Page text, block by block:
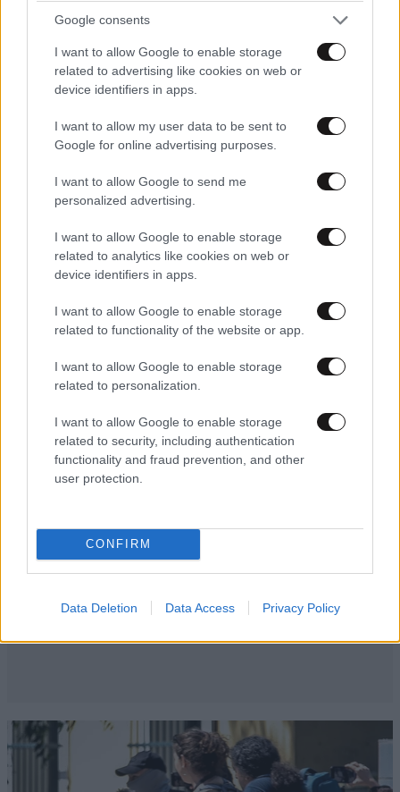
Google consents
I want to allow Google to enable storage
related to advertising like cookies on web or
device identifiers in apps.
I want to allow my user data to be sent to
Google for online advertising purposes.
I want to allow Google to send me
personalized advertising.
I want to allow Google to enable storage
related to analytics like cookies on web or
device identifiers in apps.
I want to allow Google to enable storage
related to functionality of the website or app.
I want to allow Google to enable storage
related to personalization.
I want to allow Google to enable storage
related to security, including authentication
functionality and fraud prevention, and other
user protection.
CONFIRM
Data Deletion Data Access Privacy Policy
χώρα. Όταν μας λέει όμως ότι δεν έχει καθόλου
μωρέ τι αξιοπιστία περιμένεις από τις στατιστικές
υπηρεσίες από τις χώρες αυτές ; Προσέξατε ότι ο
πλανήτης έχει κοκκινισει μόνο στις αναπτυγμένες
χώρες που έχουν διπλό τριπλό εμβολιαστεί;..... και
στις χώρες που το ποσοστό είναι κάτω από 5% δεν
εξαφανιστούν από τον χάρτη χωρίς εμβολιασμό
----- 26·11·2021 15:30
θα σταματησει.Οπως οι εκβιαστες ζητανε
περισσοτερα,ετσι θα σας ζητανε.
Απαντήστε
Αν δεν έχετε φράγκα να εμβολιάσετε τον τρίτο
κόσμο , διακοψτε πτήσεις και εμπορικές συναλλαγές !
ΑΝΕΜΒΟΛΙΑΣΤΩΝ θα έχουμε μεταλλάξεις .
LIFESTYLE06·08·2026 12:46
Μαρία Κορινθίου: «Είμαι πιο ευτυχισμένη από
ποτέ – Ναι, έχω πατήσει φρένο»